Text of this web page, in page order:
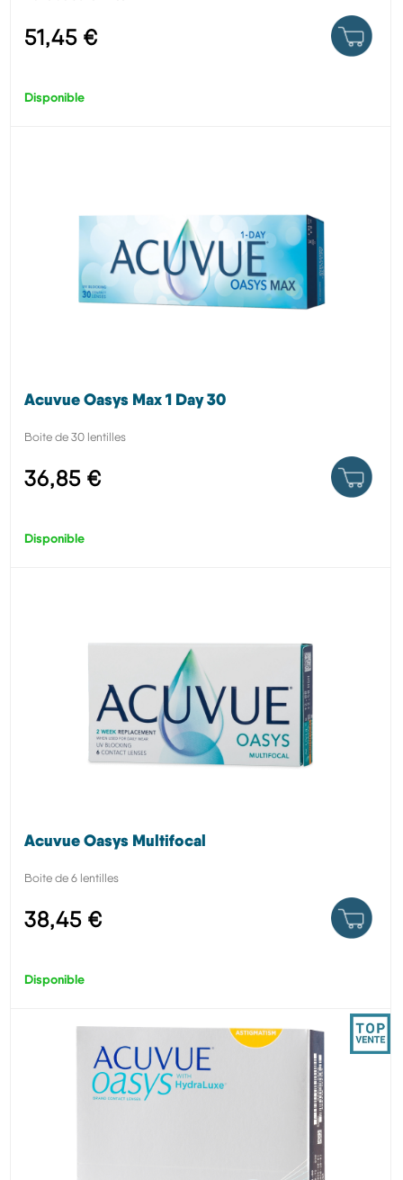
51,45 €
Disponible
Acuvue Oasys Max 1 Day 30
Boite de 30 lentilles
36,85 €
Disponible
Acuvue Oasys Multifocal
Boite de 6 lentilles
38,45 €
Disponible